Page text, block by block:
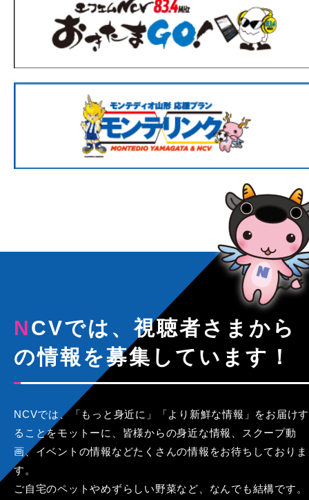
NCVでは、視聴者さまから
の情報を募集しています！
NCVでは、「もっと身近に」「より新鮮な情報」をお届けす
ることをモットーに、皆様からの身近な情報、スクープ動
画、イベントの情報などたくさんの情報をお待ちしておりま
す。
ご自宅のペットやめずらしい野菜など、なんでも結構です。